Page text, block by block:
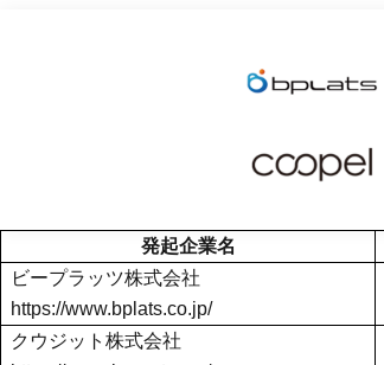
発起企業名
ビープラッツ株式会社
https://www.bplats.co.jp/
クウジット株式会社